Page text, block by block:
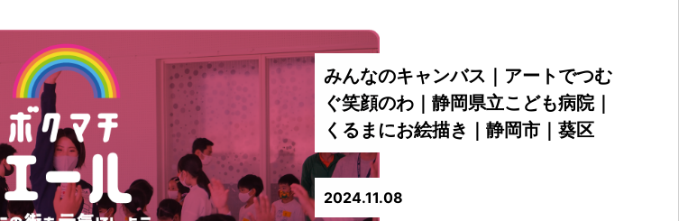
みんなのキャンバス｜アートでつむ
ぐ笑顔のわ｜静岡県立こども病院｜
くるまにお絵描き｜静岡市｜葵区
2024.11.08